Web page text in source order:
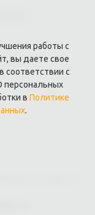
работы с
вы даете свое
соответствии с
в Политике
.